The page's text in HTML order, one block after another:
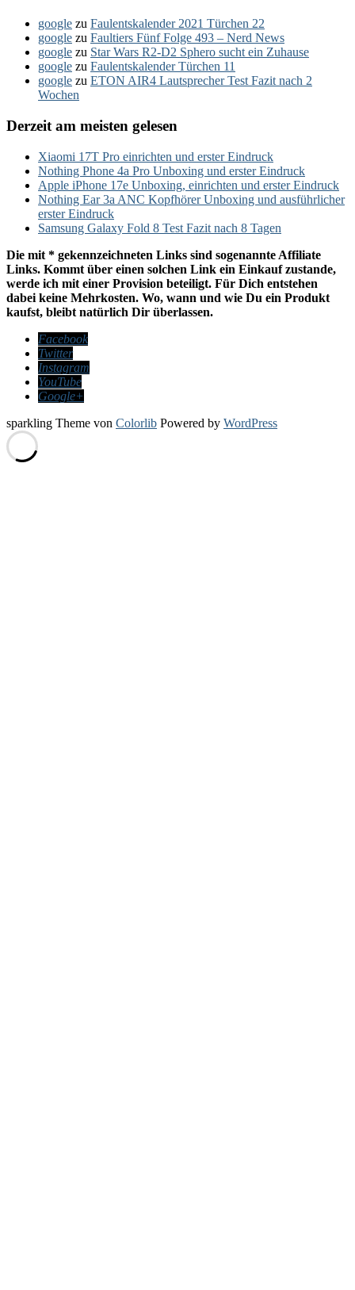
google zu Faulentskalender 2021 Türchen 22
google zu Faultiers Fünf Folge 493 – Nerd News
google zu Star Wars R2-D2 Sphero sucht ein Zuhause
google zu Faulentskalender Türchen 11
google zu ETON AIR4 Lautsprecher Test Fazit nach 2
Wochen
Derzeit am meisten gelesen
Xiaomi 17T Pro einrichten und erster Eindruck
Nothing Phone 4a Pro Unboxing und erster Eindruck
Apple iPhone 17e Unboxing, einrichten und erster Eindruck
Nothing Ear 3a ANC Kopfhörer Unboxing und ausführlicher
erster Eindruck
Samsung Galaxy Fold 8 Test Fazit nach 8 Tagen
Die mit * gekennzeichneten Links sind sogenannte Affiliate
Links. Kommt über einen solchen Link ein Einkauf zustande,
werde ich mit einer Provision beteiligt. Für Dich entstehen
dabei keine Mehrkosten. Wo, wann und wie Du ein Produkt
kaufst, bleibt natürlich Dir überlassen.
Facebook
Twitter
Instagram
YouTube
Google+
sparkling Theme von Colorlib Powered by WordPress